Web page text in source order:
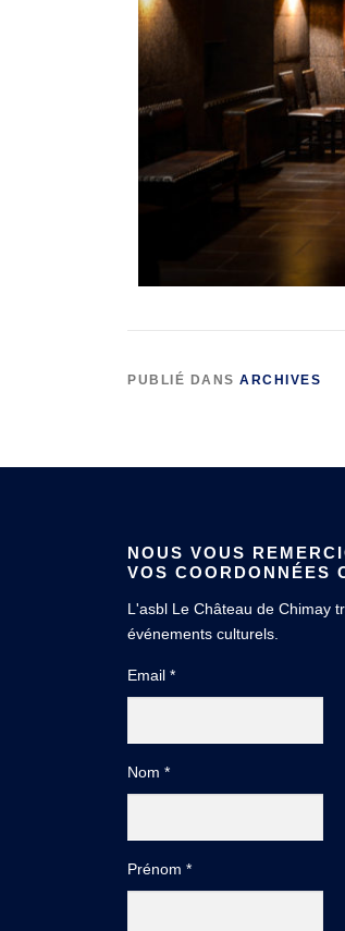
PUBLIÉ DANS ARCHIVES
NOUS VOUS
VOS COORDONNÉES
L'asbl Le Château de Chimay
événements culturels.
Email *
Nom *
Prénom *